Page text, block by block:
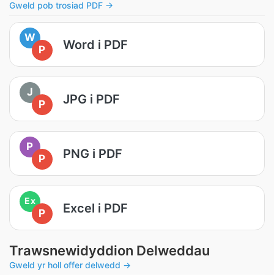
Gweld pob trosiad PDF →
W
P
Word i PDF
J
P
JPG i PDF
P
P
PNG i PDF
Ex
P Excel i PDF
Trawsnewidyddion Delweddau
Gweld yr holl offer delwedd →